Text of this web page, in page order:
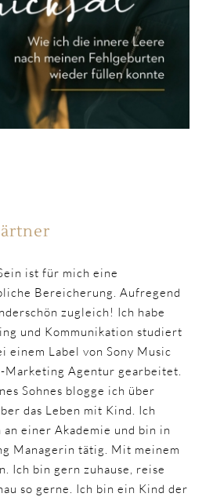
ist für mich eine
Bereicherung. Aufregend
zugleich! Ich habe
und Kommunikation studiert
einem Label von Sony Music
Marketing Agentur gearbeitet.
Sohnes blogge ich über
das Leben mit Kind. Ich
einer Akademie und bin in
Managerin tätig. Mit meinem
Ich bin gern zuhause, reise
so gerne. Ich bin ein Kind der